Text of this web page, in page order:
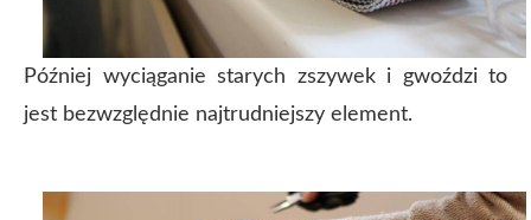
Później wyciąganie starych zszywek i gwoździ to
jest bezwzględnie najtrudniejszy element.